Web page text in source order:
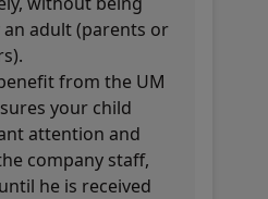
adult (parents or
from the UM
your child
attention and
company staff,
he is received